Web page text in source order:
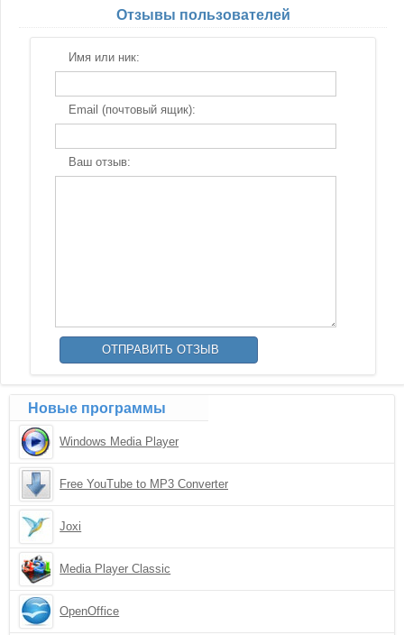
Отзывы пользователей
Имя или ник:
Email (почтовый ящик):
Ваш отзыв:
Новые программы
Windows Media Player
Free YouTube to MP3 Converter
Joxi
Media Player Classic
OpenOffice